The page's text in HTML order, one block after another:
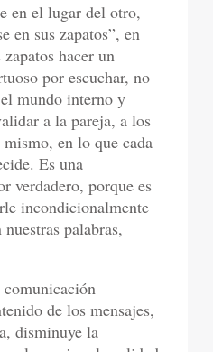
en el lugar del otro,
en sus zapatos”, en
hacer un
por escuchar, no
mundo interno y
a la pareja, a los
en lo que cada
Es una
verdadero, porque es
incondicionalmente
palabras,
de los mensajes,
disminuye la